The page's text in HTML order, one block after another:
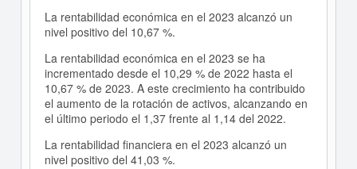
La rentabilidad económica en el 2023 alcanzó un
nivel positivo del 10,67 %.
La rentabilidad económica en el 2023 se ha
incrementado desde el 10,29 % de 2022 hasta el
10,67 % de 2023. A este crecimiento ha contribuido
el aumento de la rotación de activos, alcanzando en
el último periodo el 1,37 frente al 1,14 del 2022.
La rentabilidad financiera en el 2023 alcanzó un
nivel positivo del 41,03 %.